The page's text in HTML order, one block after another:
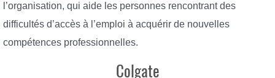
l’organisation, qui aide les personnes rencontrant des
difficultés d’accès à l’emploi à acquérir de nouvelles
compétences professionnelles.
Colgate